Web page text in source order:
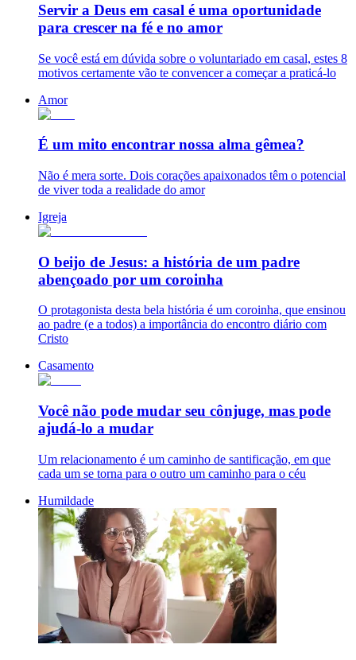
Servir a Deus em casal é uma oportunidade
para crescer na fé e no amor
Se você está em dúvida sobre o voluntariado em casal, estes 8
motivos certamente vão te convencer a começar a praticá-lo
Amor
É um mito encontrar nossa alma gêmea?
Não é mera sorte. Dois corações apaixonados têm o potencial
de viver toda a realidade do amor
Igreja
O beijo de Jesus: a história de um padre
abençoado por um coroinha
O protagonista desta bela história é um coroinha, que ensinou
ao padre (e a todos) a importância do encontro diário com
Cristo
Casamento
Você não pode mudar seu cônjuge, mas pode
ajudá-lo a mudar
Um relacionamento é um caminho de santificação, em que
cada um se torna para o outro um caminho para o céu
Humildade